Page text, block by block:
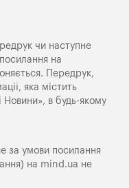
чи наступне
на
Передрук,
яка містить
Новини», в будь-якому
за умови посилання
на mind.ua не